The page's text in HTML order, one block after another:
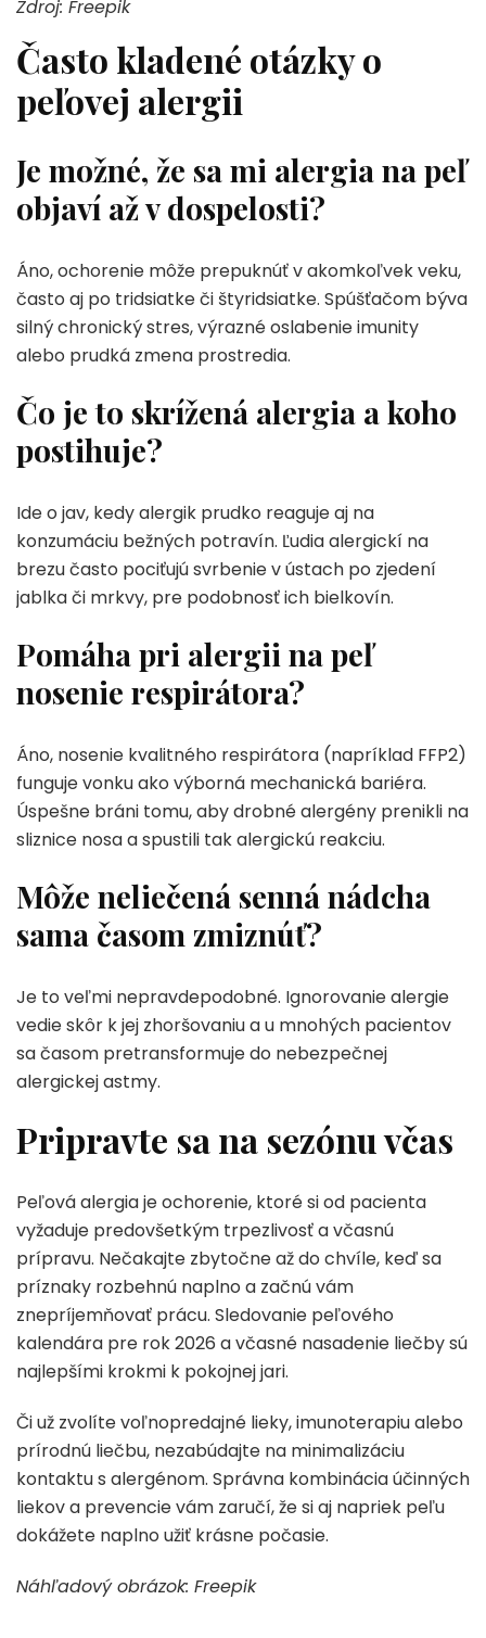
Zdroj: Freepik
Často kladené otázky o
peľovej alergii
Je možné, že sa mi alergia na peľ
objaví až v dospelosti?
Áno, ochorenie môže prepuknúť v akomkoľvek veku,
často aj po tridsiatke či štyridsiatke. Spúšťačom býva
silný chronický stres, výrazné oslabenie imunity
alebo prudká zmena prostredia.
Čo je to skrížená alergia a koho
postihuje?
Ide o jav, kedy alergik prudko reaguje aj na
konzumáciu bežných potravín. Ľudia alergickí na
brezu často pociťujú svrbenie v ústach po zjedení
jablka či mrkvy, pre podobnosť ich bielkovín.
Pomáha pri alergii na peľ
nosenie respirátora?
Áno, nosenie kvalitného respirátora (napríklad FFP2)
funguje vonku ako výborná mechanická bariéra.
Úspešne bráni tomu, aby drobné alergény prenikli na
sliznice nosa a spustili tak alergickú reakciu.
Môže neliečená senná nádcha
sama časom zmiznúť?
Je to veľmi nepravdepodobné. Ignorovanie alergie
vedie skôr k jej zhoršovaniu a u mnohých pacientov
sa časom pretransformuje do nebezpečnej
alergickej astmy.
Pripravte sa na sezónu včas
Peľová alergia je ochorenie, ktoré si od pacienta
vyžaduje predovšetkým trpezlivosť a včasnú
prípravu. Nečakajte zbytočne až do chvíle, keď sa
príznaky rozbehnú naplno a začnú vám
znepríjemňovať prácu. Sledovanie peľového
kalendára pre rok 2026 a včasné nasadenie liečby sú
najlepšími krokmi k pokojnej jari.
Či už zvolíte voľnopredajné lieky, imunoterapiu alebo
prírodnú liečbu, nezabúdajte na minimalizáciu
kontaktu s alergénom. Správna kombinácia účinných
liekov a prevencie vám zaručí, že si aj napriek peľu
dokážete naplno užiť krásne počasie.
Náhľadový obrázok: Freepik